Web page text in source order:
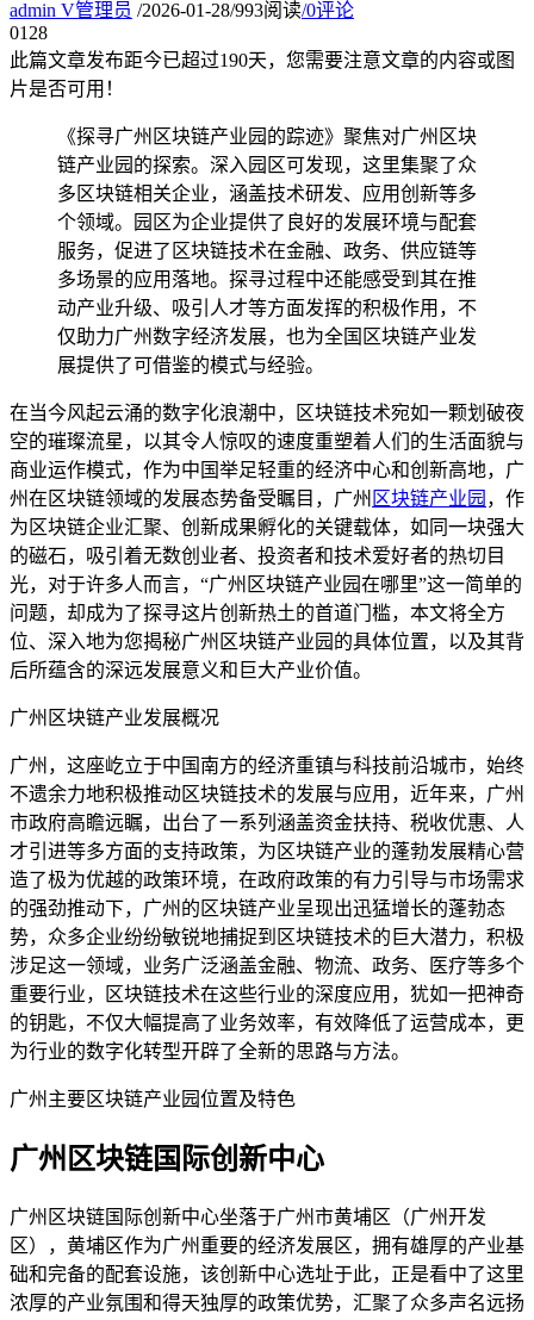
admin V管理员 /2026-01-28/993阅读/0评论
01 28
此篇文章发布距今已超过190天，您需要注意文章的内容或图
片是否可用！
《探寻广州区块链产业园的踪迹》聚焦对广州区块
链产业园的探索。深入园区可发现，这里集聚了众
多区块链相关企业，涵盖技术研发、应用创新等多
个领域。园区为企业提供了良好的发展环境与配套
服务，促进了区块链技术在金融、政务、供应链等
多场景的应用落地。探寻过程中还能感受到其在推
动产业升级、吸引人才等方面发挥的积极作用，不
仅助力广州数字经济发展，也为全国区块链产业发
展提供了可借鉴的模式与经验。
在当今风起云涌的数字化浪潮中，区块链技术宛如一颗划破夜
空的璀璨流星，以其令人惊叹的速度重塑着人们的生活面貌与
商业运作模式，作为中国举足轻重的经济中心和创新高地，广
州在区块链领域的发展态势备受瞩目，广州 区块链产业园 ，作
为区块链企业汇聚、创新成果孵化的关键载体，如同一块强大
的磁石，吸引着无数创业者、投资者和技术爱好者的热切目
光，对于许多人而言，“广州区块链产业园在哪里”这一简单的
问题，却成为了探寻这片创新热土的首道门槛，本文将全方
位、深入地为您揭秘广州区块链产业园的具体位置，以及其背
后所蕴含的深远发展意义和巨大产业价值。
广州区块链产业发展概况
广州，这座屹立于中国南方的经济重镇与科技前沿城市，始终
不遗余力地积极推动区块链技术的发展与应用，近年来，广州
市政府高瞻远瞩，出台了一系列涵盖资金扶持、税收优惠、人
才引进等多方面的支持政策，为区块链产业的蓬勃发展精心营
造了极为优越的政策环境，在政府政策的有力引导与市场需求
的强劲推动下，广州的区块链产业呈现出迅猛增长的蓬勃态
势，众多企业纷纷敏锐地捕捉到区块链技术的巨大潜力，积极
涉足这一领域，业务广泛涵盖金融、物流、政务、医疗等多个
重要行业，区块链技术在这些行业的深度应用，犹如一把神奇
的钥匙，不仅大幅提高了业务效率，有效降低了运营成本，更
为行业的数字化转型开辟了全新的思路与方法。
广州主要区块链产业园位置及特色
广州区块链国际创新中心
广州区块链国际创新中心坐落于广州市黄埔区（广州开发
区），黄埔区作为广州重要的经济发展区，拥有雄厚的产业基
础和完备的配套设施，该创新中心选址于此，正是看中了这里
浓厚的产业氛围和得天独厚的政策优势，汇聚了众多声名远扬